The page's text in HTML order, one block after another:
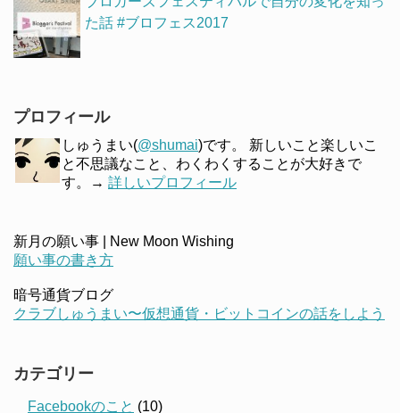
た話 #ブロフェス2017
プロフィール
しゅうまい(@shumai)です。 新しいこと楽しいこ
と不思議なこと、わくわくすることが大好きで
す。→ 詳しいプロフィール
新月の願い事 | New Moon Wishing
願い事の書き方
暗号通貨ブログ
クラブしゅうまい〜仮想通貨・ビットコインの話をしよう
カテゴリー
Facebookのこと (10)